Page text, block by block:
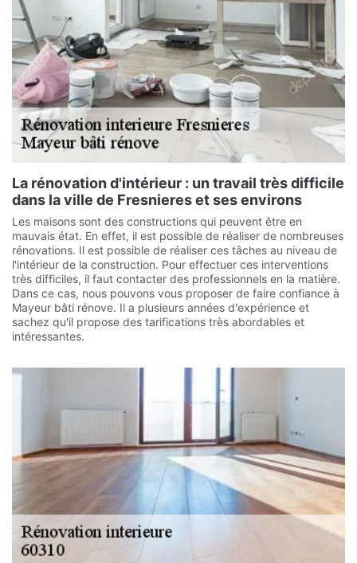
La rénovation d'intérieur : un travail très difficile
dans la ville de Fresnieres et ses environs
Les maisons sont des constructions qui peuvent être en
mauvais état. En effet, il est possible de réaliser de nombreuses
rénovations. Il est possible de réaliser ces tâches au niveau de
l'intérieur de la construction. Pour effectuer ces interventions
très difficiles, il faut contacter des professionnels en la matière.
Dans ce cas, nous pouvons vous proposer de faire confiance à
Mayeur bâti rénove. Il a plusieurs années d'expérience et
sachez qu'il propose des tarifications très abordables et
intéressantes.